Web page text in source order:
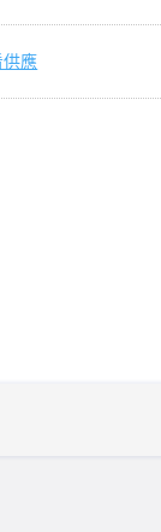
供應